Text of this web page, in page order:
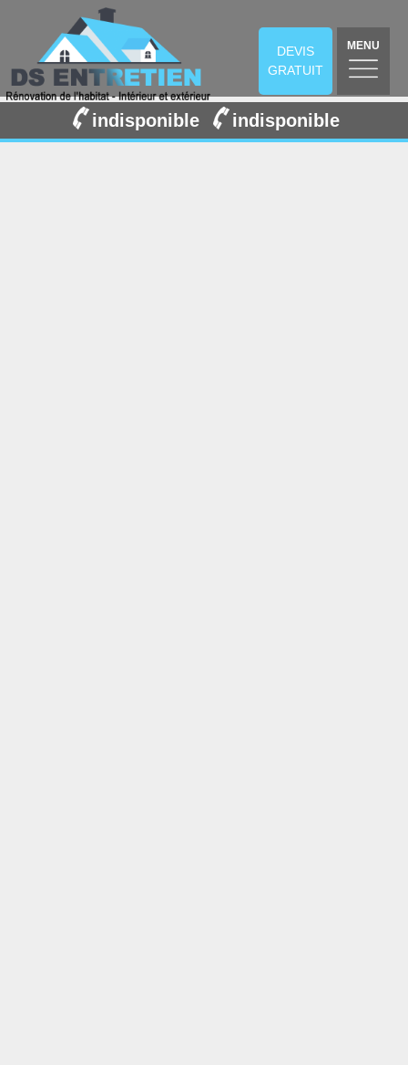
DEVIS
GRATUIT
MENU
indisponible indisponible